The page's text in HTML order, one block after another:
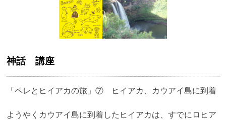
神話 講座
「ペレとヒイアカの旅」⑦ ヒイアカ、カウアイ島に到着
ようやくカウアイ島に到着したヒイアカは、すでにロヒア